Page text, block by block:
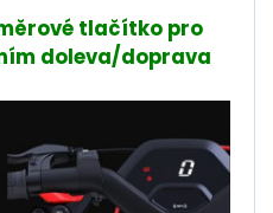
tlačítko pro
doleva/doprava